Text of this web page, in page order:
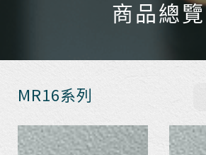
商品總覽
MR16系列